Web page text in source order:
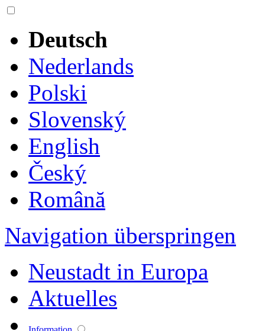
Deutsch
Nederlands
Polski
Slovenský
English
Český
Română
Navigation überspringen
Neustadt in Europa
Aktuelles